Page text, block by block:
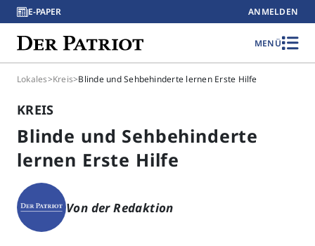
E-PAPER ANMELDEN
MENÜ
Lokales>Kreis>Blinde und Sehbehinderte lernen Erste Hilfe
KREIS
Blinde und Sehbehinderte
lernen Erste Hilfe
Von der Redaktion